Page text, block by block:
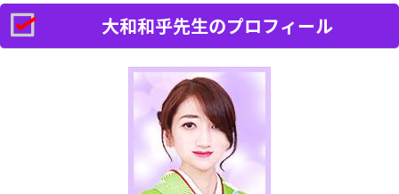
大和和乎先生のプロフィール